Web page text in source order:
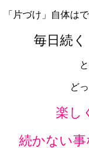
「片づけ」自体は
毎日続
ど
楽し
続かない事